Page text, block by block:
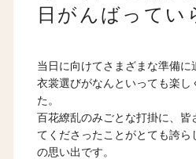
日がんばってい
当日に向けてさまざまな準備に
衣裳選びがなんといっても楽し
た。
百花繚乱のみごとな打掛に、皆
てくださったことがとても誇ら
の思い出です。